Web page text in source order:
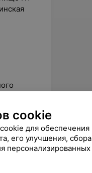
cookie
для обеспечения
его улучшения, сбора
персонализированных